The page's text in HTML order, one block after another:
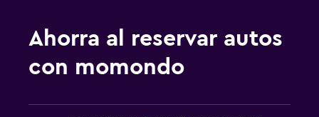
Ahorra al reservar autos
con momondo